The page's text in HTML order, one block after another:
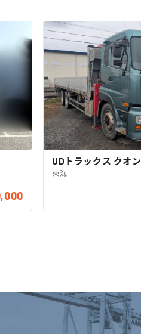
UDトラックス クオン
東海